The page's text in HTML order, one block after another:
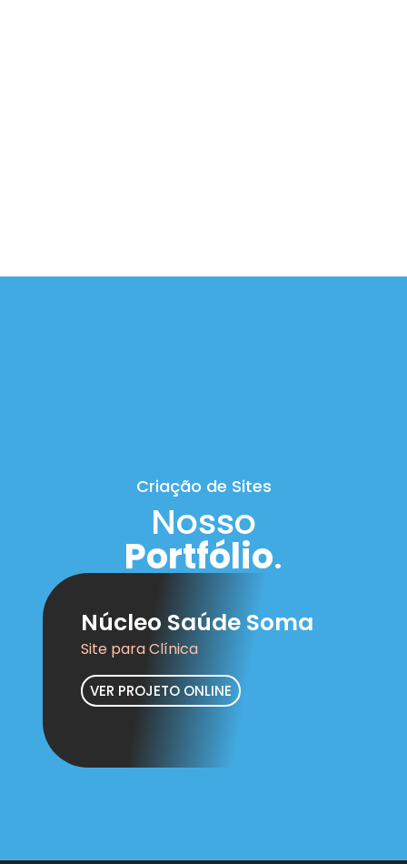
Criação de Sites
Nosso
Portfólio.
Núcleo Saúde Soma
Site para Clínica
VER PROJETO ONLINE